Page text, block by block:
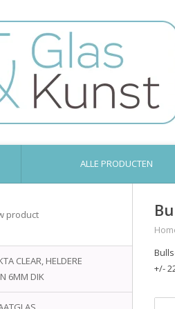
ALLE PRODUCTEN
CLEAR, HELDERE
6MM DIK
+/-